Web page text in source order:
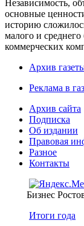
Независимость,
основные
историю
малого и среднего
коммерческих
Архив
Реклама в
Архив сайта
Подписка
Об издании
Правовая
Разное
Контакты
Бизнес
Итоги года